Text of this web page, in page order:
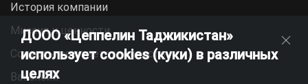
История компании
Миссия и ценности
Социальная ответственность
Вакансии
ДООО «Цеппелин Таджикистан»
использует cookies (куки) в различных
целях